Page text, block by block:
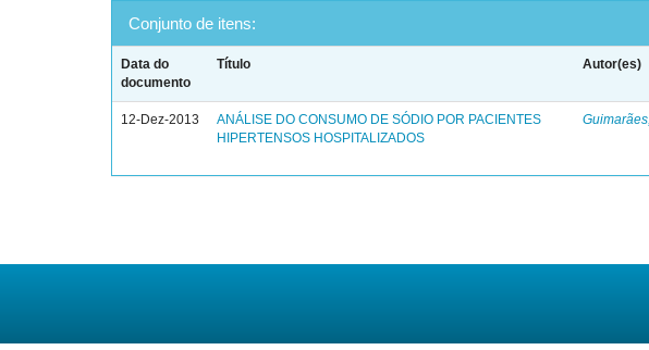
Conjunto de itens:
Data do
documento
Título Autor(es)
12-Dez-2013
ANÁLISE DO CONSUMO DE SÓDIO POR PACIENTES
HIPERTENSOS HOSPITALIZADOS